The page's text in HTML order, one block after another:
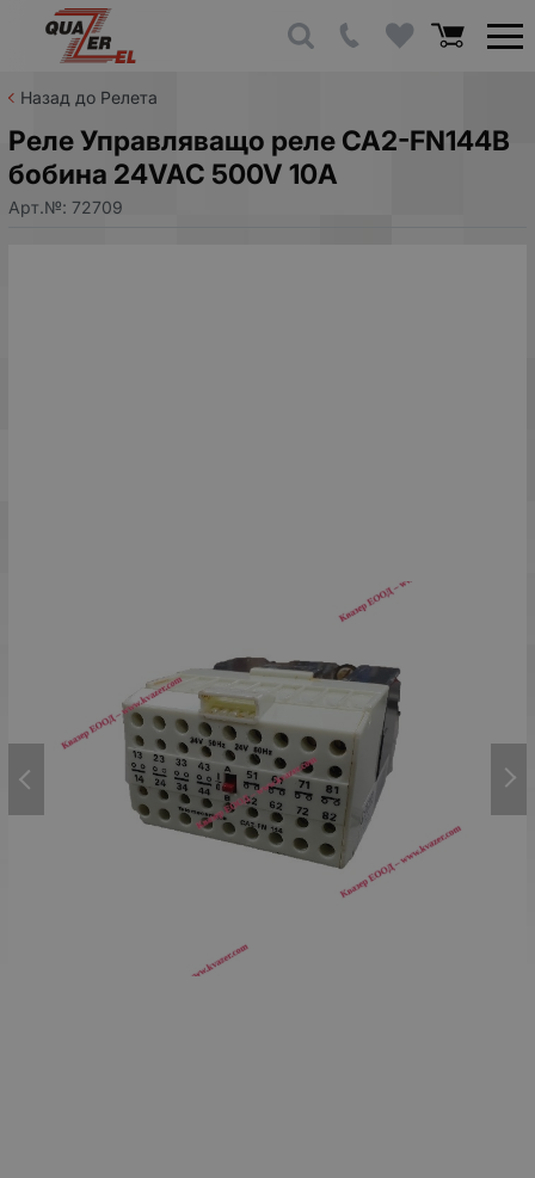
Назад до Релета
Реле Управляващо реле CA2-FN144B
бобина 24VAC 500V 10A
Арт.№: 72709